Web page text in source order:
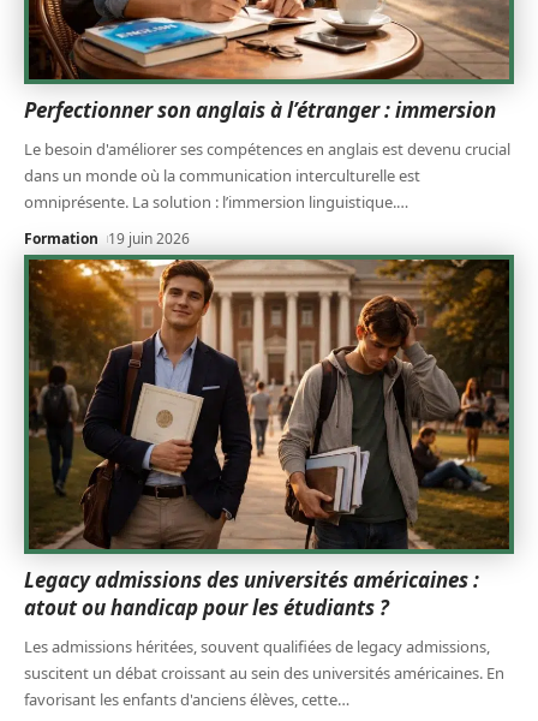
Perfectionner son anglais à l’étranger : immersion
Le besoin d'améliorer ses compétences en anglais est devenu crucial
dans un monde où la communication interculturelle est
omniprésente. La solution : l’immersion linguistique.…
Formation 19 juin 2026
Legacy admissions des universités américaines :
atout ou handicap pour les étudiants ?
Les admissions héritées, souvent qualifiées de legacy admissions,
suscitent un débat croissant au sein des universités américaines. En
favorisant les enfants d'anciens élèves, cette…